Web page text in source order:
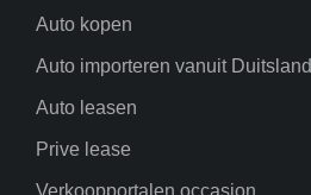
Auto kopen
Auto importeren vanuit Duitsland
Auto leasen
Prive lease
Verkoopportalen occasion